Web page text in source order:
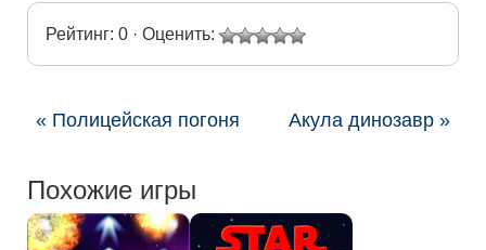
Рейтинг: 0 · Оценить:
« Полицейская погоня Акула динозавр »
Похожие игры